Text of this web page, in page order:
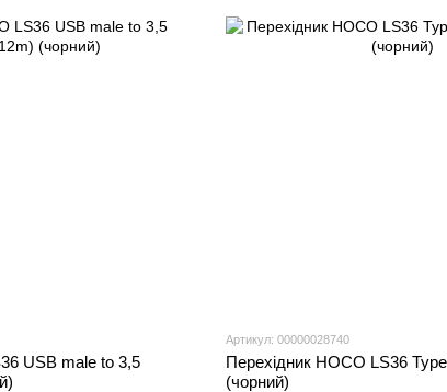
USB male to 3,5
Артикул: 00000028740
Перехідник HOCO LS36
(чорний)